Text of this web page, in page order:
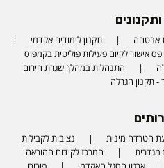
אבטחה
תקנון לימודים אקדמי
אישור לקיום פעילות פוליטית בקמפוס
התנהלות במהלך שגרת חירום
- תקנון הגרלה
הטרדה מינית
נציבות לקבילות
מגדרית
המרכז לקידום ההוראה